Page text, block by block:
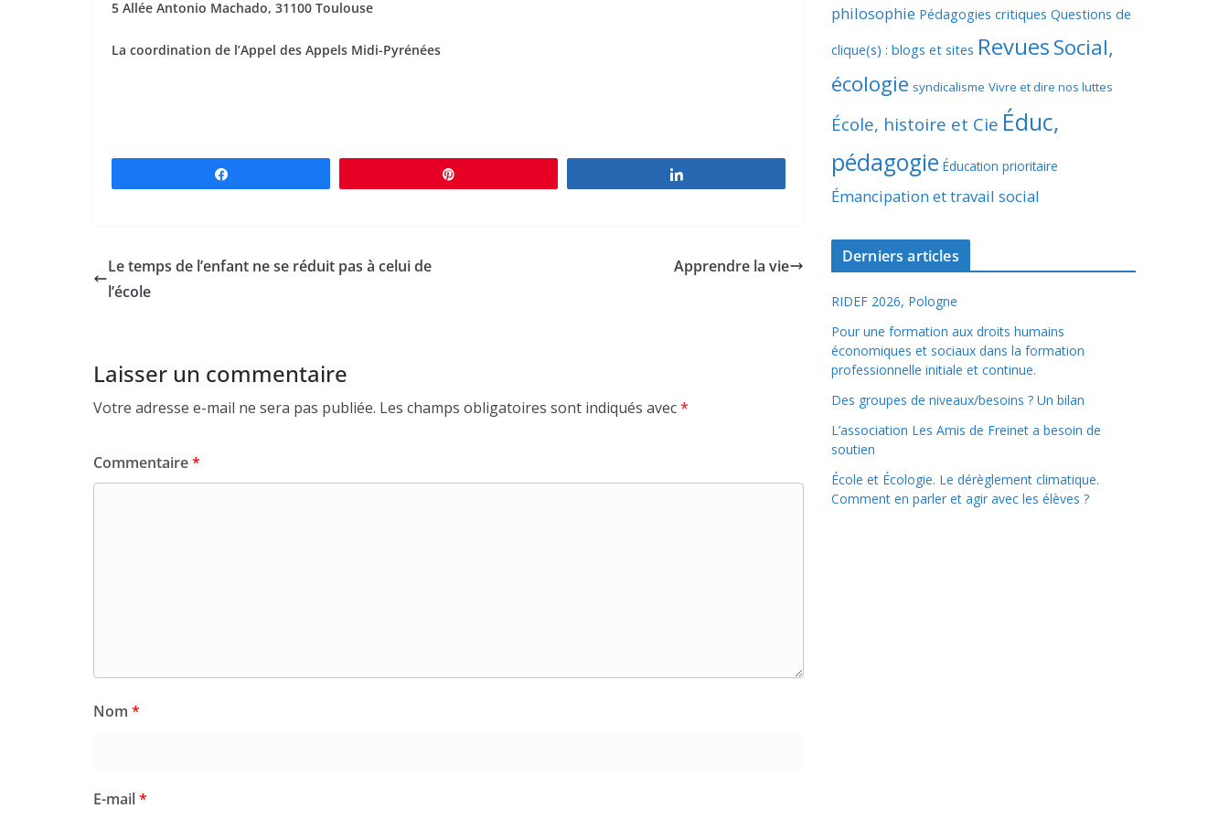
5 Allée Antonio Machado, 31100 Toulouse
La coordination de l’Appel des Appels Midi-Pyrénées
Le temps de l’enfant ne se réduit pas à celui de
l’école
Apprendre la vie
Laisser un commentaire
Votre adresse e-mail ne sera pas publiée. Les champs obligatoires sont indiqués avec*
Commentaire*
Nom *
E-mail*
philosophie Pédagogies critiques Questions de
clique(s) : blogs et sites RevuesSocial,
écologie syndicalisme Vivre et dire nos luttes
École, histoire et Cie Éduc,
pédagogie Éducation prioritaire
Émancipation et travail social
Derniers articles
RIDEF 2026, Pologne
Pour une formation aux droits humains
économiques et sociaux dans la formation
professionnelle initiale et continue.
Des groupes de niveaux/besoins ? Un bilan
L’association Les Amis de Freinet a besoin de
soutien
École et Écologie. Le dérèglement climatique.
Comment en parler et agir avec les élèves ?